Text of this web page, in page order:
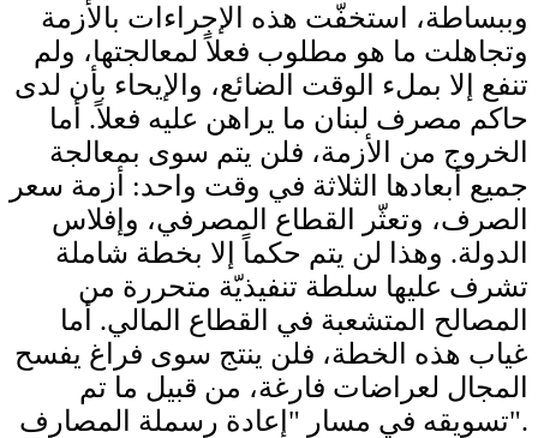
وببساطة، استخفّت هذه الإجراءات بالأزمة
وتجاهلت ما هو مطلوب فعلاً لمعالجتها، ولم
تنفع إلا بملء الوقت الضائع، والإيحاء بأن لدى
حاكم مصرف لبنان ما يراهن عليه فعلاً. أما
الخروج من الأزمة، فلن يتم سوى بمعالجة
جميع أبعادها الثلاثة في وقت واحد: أزمة سعر
الصرف، وتعثّر القطاع المصرفي، وإفلاس
الدولة. وهذا لن يتم حكماً إلا بخطة شاملة
تشرف عليها سلطة تنفيذيّة متحررة من
المصالح المتشعبة في القطاع المالي. أما
غياب هذه الخطة، فلن ينتج سوى فراغ يفسح
المجال لعراضات فارغة، من قبيل ما تم
تسويقه في مسار "إعادة رسملة المصارف".